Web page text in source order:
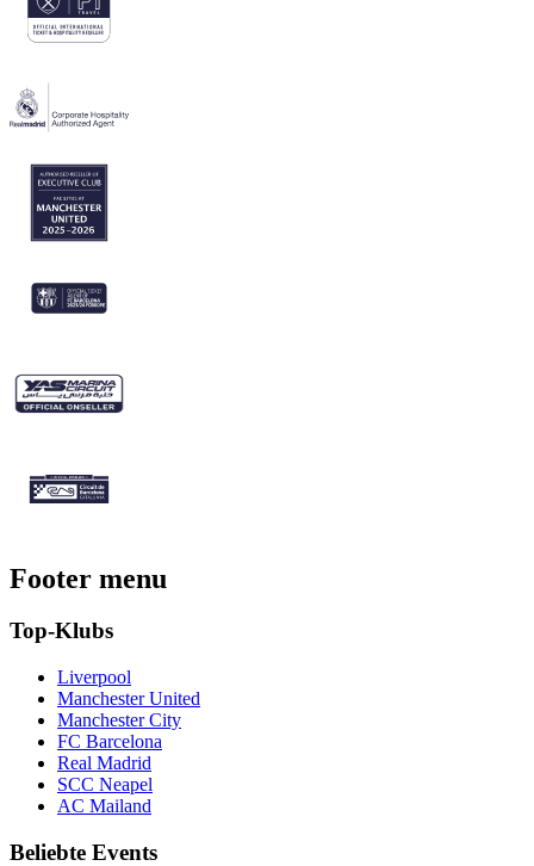
Footer menu
Top-Klubs
Liverpool
Manchester United
Manchester City
FC Barcelona
Real Madrid
SCC Neapel
AC Mailand
Beliebte Events